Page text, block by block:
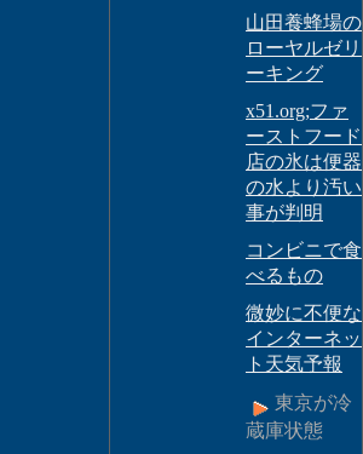
山田養蜂場の
ローヤルゼリ
ーキング
x51.org;ファ
ーストフード
店の氷は便器
の水より汚い
事が判明
コンビニで食
べるもの
微妙に不便な
インターネッ
ト天気予報
東京が冷
蔵庫状態